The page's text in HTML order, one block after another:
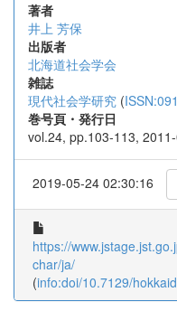
著者
井上 芳保
出版者
北海道社会学会
雑誌
現代社会学研究 (
巻号頁・発行日
vol.24, pp.103-113,
2019-05-24 02:30:16
https://
char/ja/
(info:doi/10.7129/